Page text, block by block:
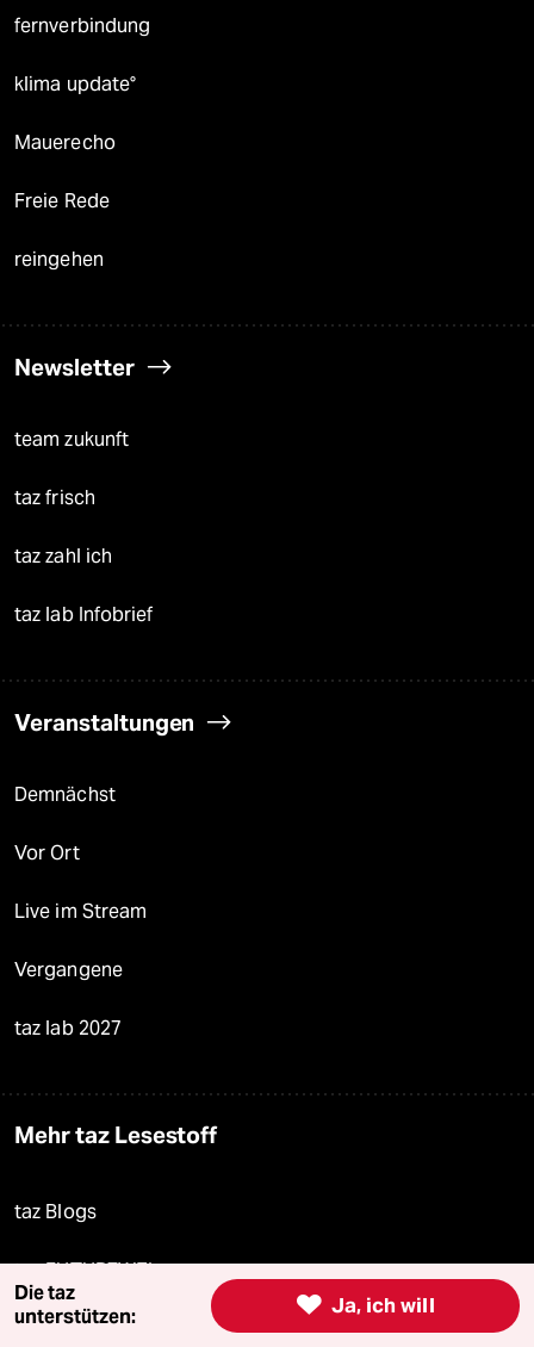
fernverbindung
klima update°
Mauerecho
Freie Rede
reingehen
Newsletter
team zukunft
taz frisch
taz zahl ich
taz lab Infobrief
Veranstaltungen
Demnächst
Vor Ort
Live im Stream
Vergangene
taz lab 2027
Mehr taz Lesestoff
taz Blogs
taz FUTURZWEI
Le Monde diplomatique
 Ja, ich will
Die taz
unterstützen: